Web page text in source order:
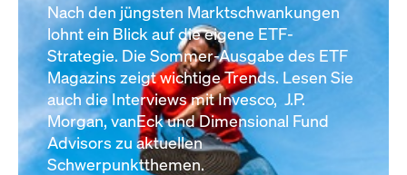
Nach den jüngsten Marktschwankungen
lohnt ein Blick auf die eigene ETF-
Strategie. Die Sommer-Ausgabe des ETF
Magazins zeigt wichtige Trends. Lesen Sie
auch die Interviews mit Invesco, J.P.
Morgan, vanEck und Dimensional Fund
Advisors zu aktuellen
Schwerpunktthemen.